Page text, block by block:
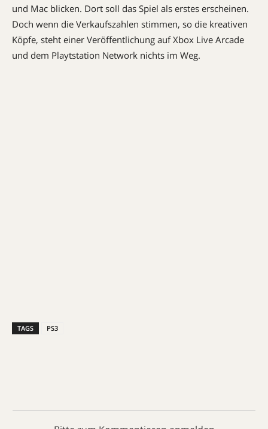
und Mac blicken. Dort soll das Spiel als erstes erscheinen.
Doch wenn die Verkaufszahlen stimmen, so die kreativen
Köpfe, steht einer Veröffentlichung auf Xbox Live Arcade
und dem Playtstation Network nichts im Weg.
TAGS PS3